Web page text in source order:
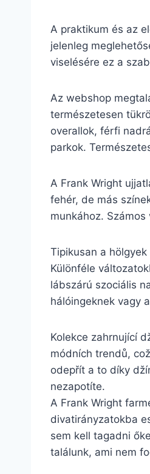
A praktikum és az
jelenleg
viselésére ez a
Az webshop
természetesen
overallok, férfi
parkok.
A Frank Wright
fehér, de más
munkához.
Tipikusan a
Különféle
lábszárú szociális
hálóingeknek vagy
Kolekce zahrnující
módních trendů,
odepřít a to díky
nezapotíte.
A Frank Wright
divatirányzatokba
sem kell tagadni
találunk, ami nem